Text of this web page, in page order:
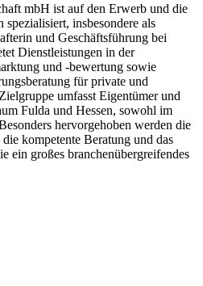
mbH ist auf den Erwerb und die
insbesondere als
und Geschäftsführung bei
Dienstleistungen in der
und -bewertung sowie
für private und
umfasst Eigentümer und
Fulda und Hessen, sowohl im
hervorgehoben werden die
kompetente Beratung und das
ein großes branchenübergreifendes